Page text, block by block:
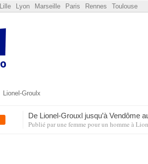
Lille Lyon Marseille Paris Rennes Toulouse
Lionel-Groulx
De Lionel-Grouxl jusqu’à Vendôme
Publié parune femme pour un homme à